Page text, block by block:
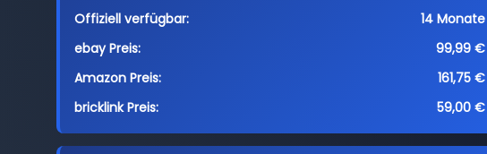
Offiziell verfügbar:
14 Monate
ebay Preis:
99,99 €
Amazon Preis:
161,75 €
bricklink Preis:
59,00 €